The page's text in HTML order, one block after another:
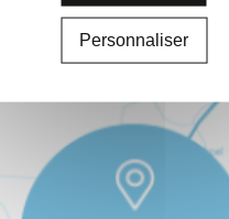
Personnaliser